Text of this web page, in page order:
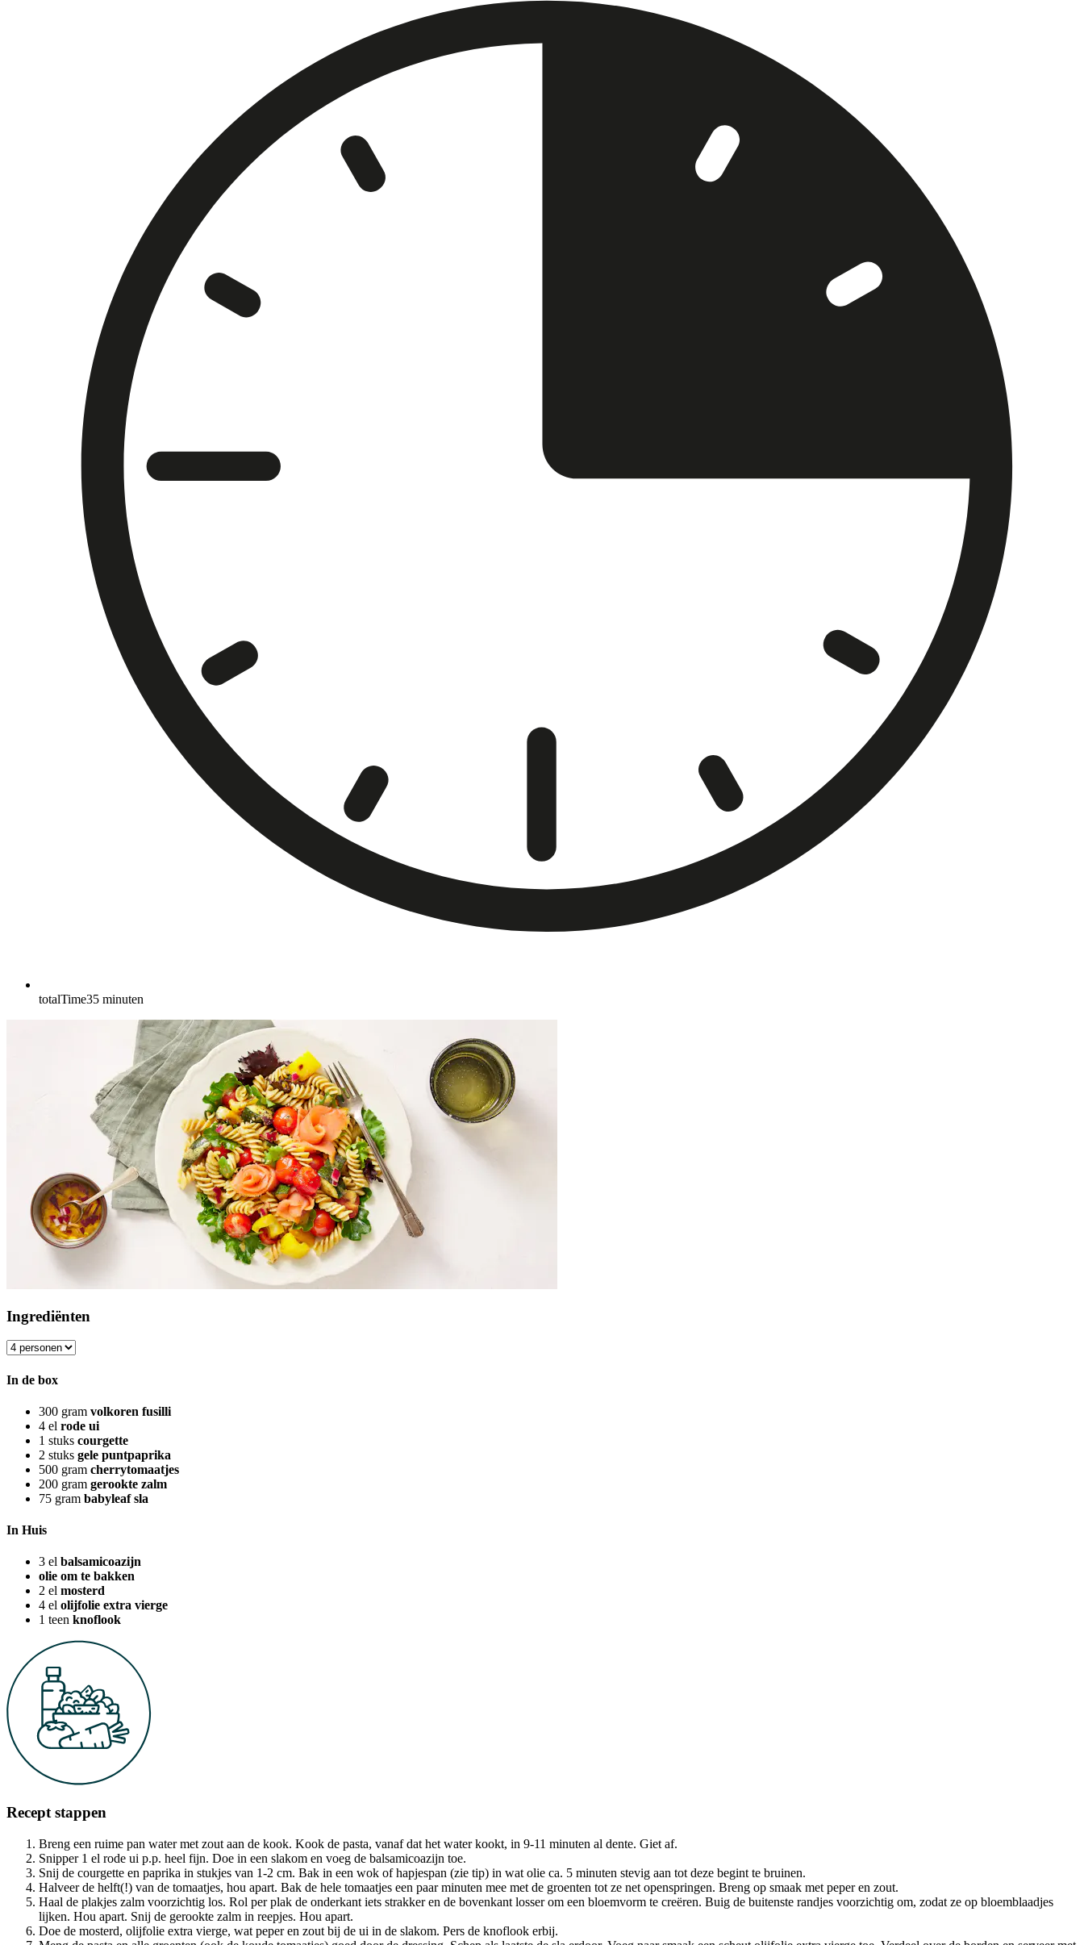
totalTime35 minuten
Ingrediënten
In de box
300 gram volkoren fusilli
4 el rode ui
1 stuks courgette
2 stuks gele puntpaprika
500 gram cherrytomaatjes
200 gram gerookte zalm
75 gram babyleaf sla
In Huis
3 el balsamicoazijn
olie om te bakken
2 el mosterd
4 el olijfolie extra vierge
1 teen knoflook
Recept stappen
Breng een ruime pan water met zout aan de kook. Kook de pasta, vanaf dat het water kookt, in 9-11 minuten al dente. Giet af.
Snipper 1 el rode ui p.p. heel fijn. Doe in een slakom en voeg de balsamicoazijn toe.
Snij de courgette en paprika in stukjes van 1-2 cm. Bak in een wok of hapjespan (zie tip) in wat olie ca. 5 minuten stevig aan tot deze begint te bruinen.
Halveer de helft(!) van de tomaatjes, hou apart. Bak de hele tomaatjes een paar minuten mee met de groenten tot ze net openspringen. Breng op smaak met peper en zout.
Haal de plakjes zalm voorzichtig los. Rol per plak de onderkant iets strakker en de bovenkant losser om een bloemvorm te creëren. Buig de buitenste randjes voorzichtig om, zodat ze op bloemblaadjes
lijken. Hou apart. Snij de gerookte zalm in reepjes. Hou apart.
Doe de mosterd, olijfolie extra vierge, wat peper en zout bij de ui in de slakom. Pers de knoflook erbij.